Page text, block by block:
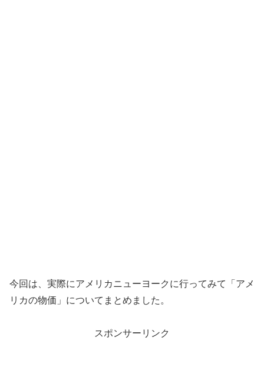
今回は、実際にアメリカニューヨークに行ってみて「アメ
リカの物価」についてまとめました。
スポンサーリンク